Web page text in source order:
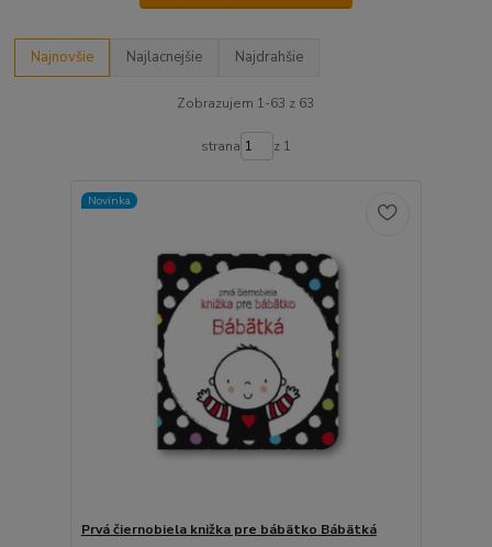
Najnovšie Najlacnejšie Najdrahšie
Zobrazujem 1-63 z 63
strana z 1
Novinka
Prvá čiernobiela knižka pre bábätko Bábätká